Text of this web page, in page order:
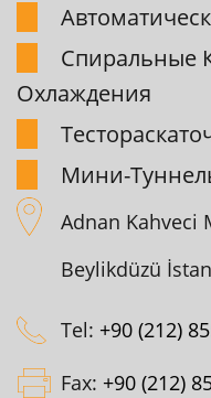
Спиpальные
Охлаждения
Мини-
Adnan Kahveci
Beylikdüzü
Tel: +90 (212)
Fax: +90 (212)